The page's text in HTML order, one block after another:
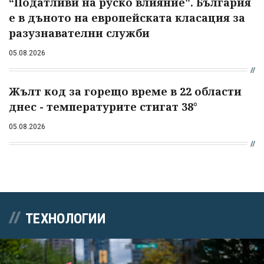
е в дъното на европейската класация за
разузнавателни служби
05.08.2026
Жълт код за горещо време в 22 области
днес - температурите стигат 38°
05.08.2026
ТЕХНОЛОГИИ